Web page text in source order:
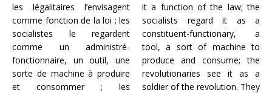
les légalitaires l’envisagent
comme fonction de la loi ; les
socialistes le regardent
comme un administré-
fonctionnaire, un outil, une
sorte de machine à produire
et consommer ; les
it a function of the law; the
socialists regard it as a
constituent-functionary, a
tool, a sort of machine to
produce and consume; the
revolutionaries see it as a
soldier of the revolution. They